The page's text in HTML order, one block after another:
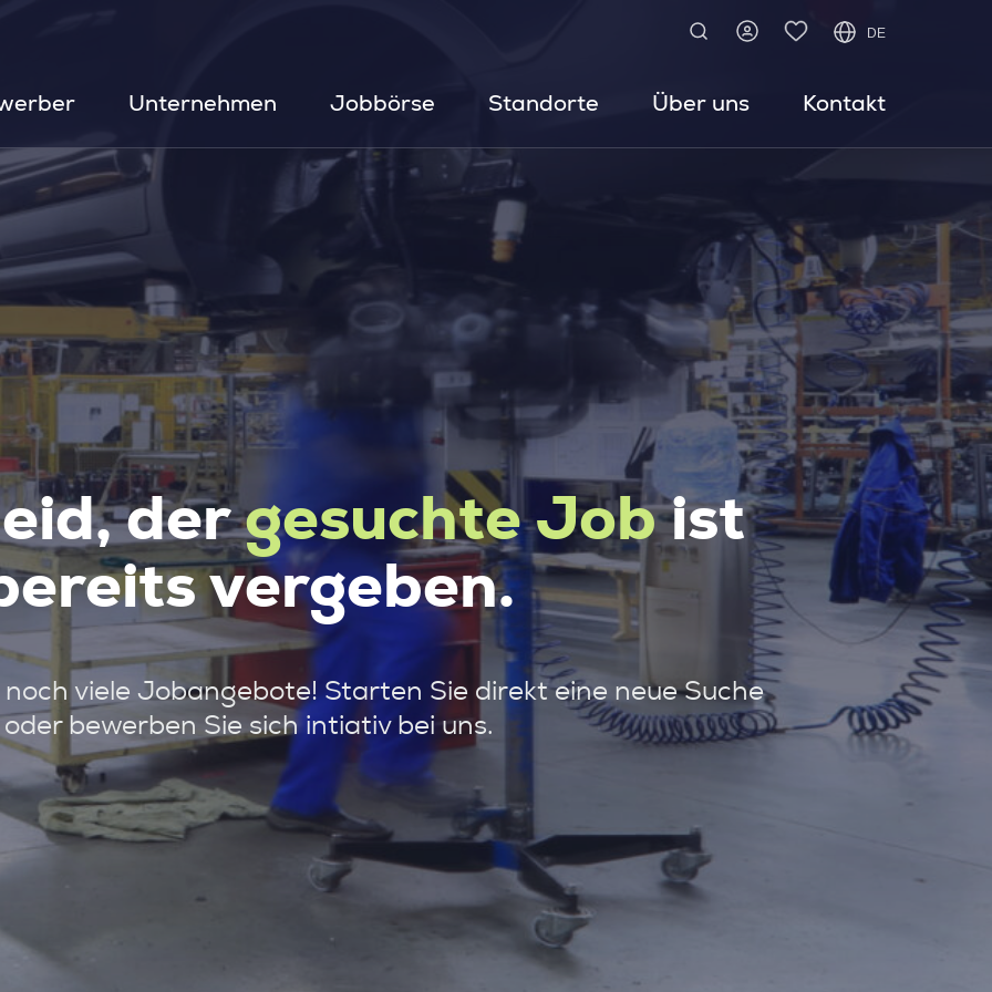
DE
Unternehmen Jobbörse Standorte Über uns Kontakt
dergesuchte Jobist
vergeben.
viele Jobangebote! Starten Sie direkt eine neue Suche
oder bewerben Sie sich intiativ bei uns.